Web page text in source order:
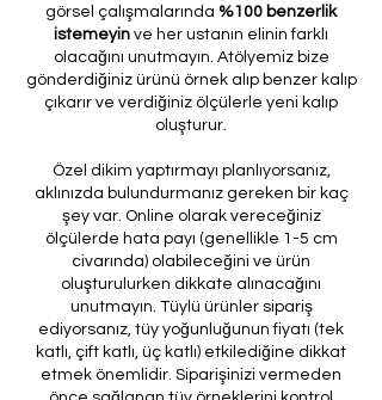
görsel çalışmalarında %100 benzerlik
istemeyin ve her ustanın elinin farklı
olacağını unutmayın. Atölyemiz bize
gönderdiğiniz ürünü örnek alıp benzer kalıp
çıkarır ve verdiğiniz ölçülerle yeni kalıp
oluşturur.
Özel dikim yaptırmayı planlıyorsanız,
aklınızda bulundurmanız gereken bir kaç
şey var. Online olarak vereceğiniz
ölçülerde hata payı (genellikle 1-5 cm
civarında) olabileceğini ve ürün
oluşturulurken dikkate alınacağını
unutmayın. Tüylü ürünler sipariş
ediyorsanız, tüy yoğunluğunun fiyatı (tek
katlı, çift katlı, üç katlı) etkilediğine dikkat
etmek önemlidir. Siparişinizi vermeden